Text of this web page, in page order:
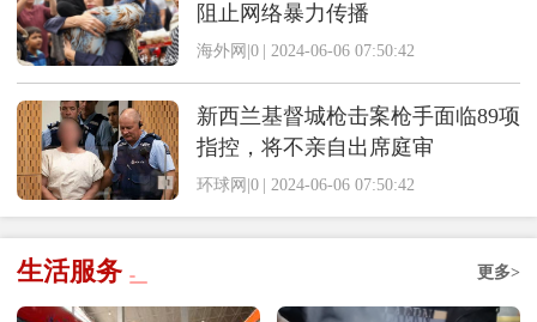
阻止网络暴力传播
海外网|0 | 2024-06-06 07:50:42
新西兰基督城枪击案枪手面临89项
指控，将不亲自出席庭审
环球网|0 | 2024-06-06 07:50:42
更多>
生活服务